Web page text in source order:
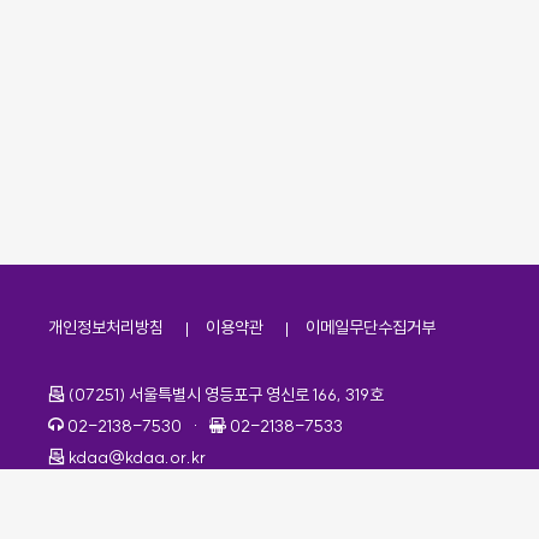
개인정보처리방침 이용약관 이메일무단수집거부
주소
(07251) 서울특별시 영등포구 영신로 166, 319호
전화번호
02-2138-7530 · 팩스번호
02-2138-7533
이메일
kdaa@kdaa.or.kr